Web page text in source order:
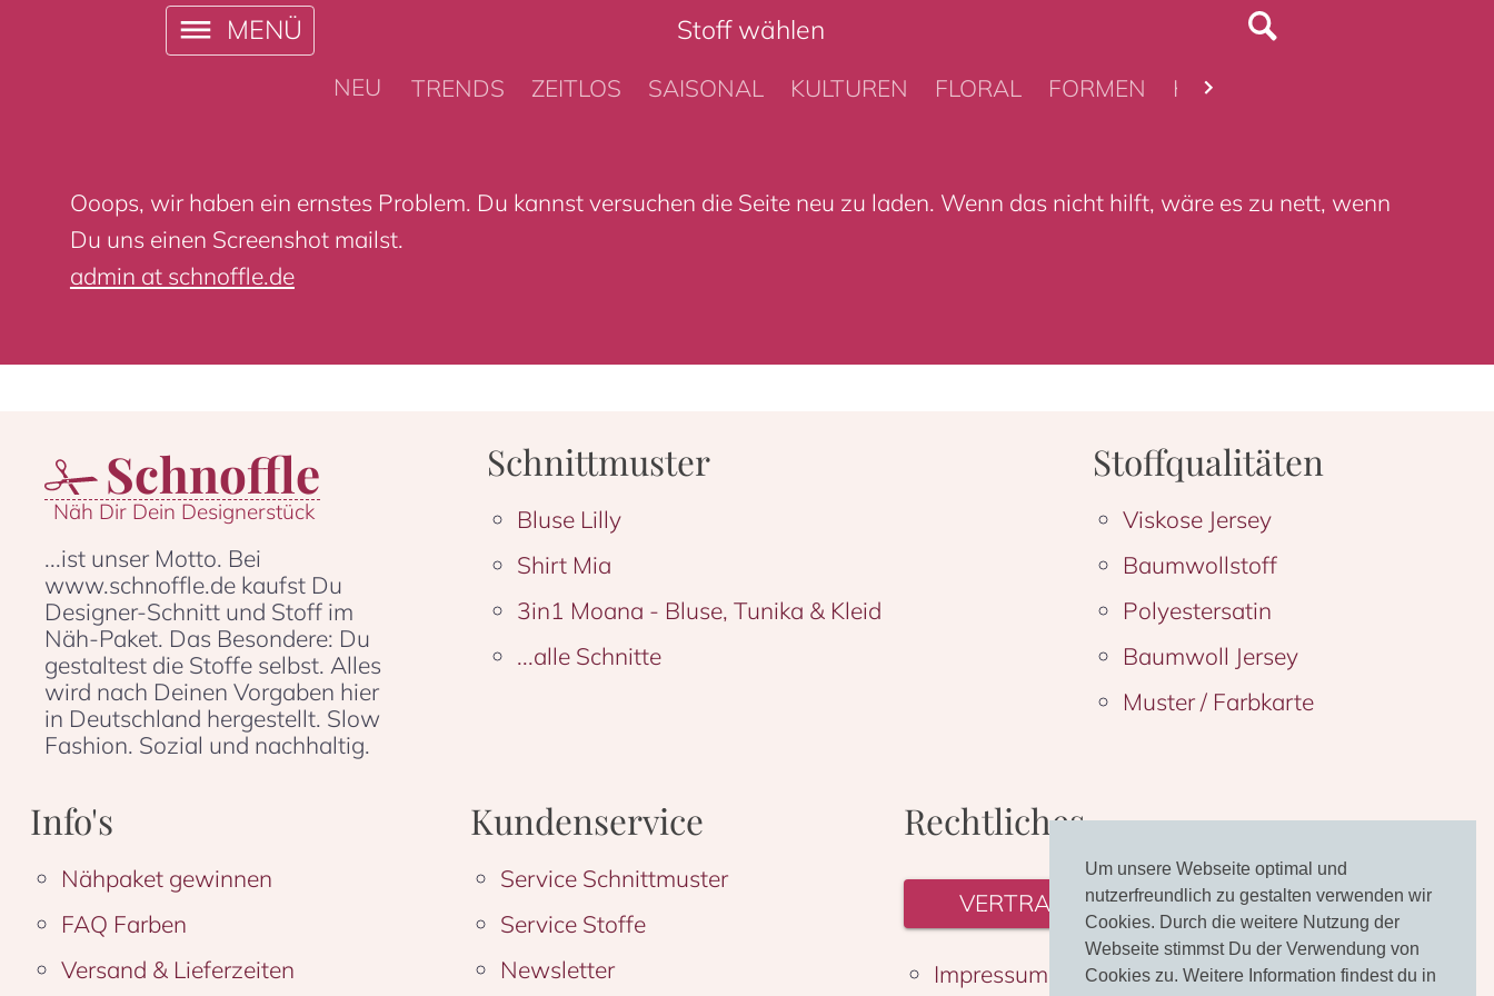
Um unsere Webseite optimal und
nutzerfreundlich zu gestalten verwenden wir
Cookies. Durch die weitere Nutzung der
Webseite stimmst Du der Verwendung von
Cookies zu. Weitere Information findest du in
MENÜ Stoff wählen
NEU TRENDS ZEITLOS SAISONAL KULTUREN FLORAL FORMEN KIDDIES
Ooops, wir haben ein ernstes Problem. Du kannst versuchen die Seite neu zu laden. Wenn das nicht hilft, wäre es zu nett, wenn
Du uns einen Screenshot mailst.
admin at schnoffle.de
Schnoffle
Näh Dir Dein Designerstück
...ist unser Motto. Bei
www.schnoffle.de kaufst Du
Designer-Schnitt und Stoff im
Näh-Paket. Das Besondere: Du
gestaltest die Stoffe selbst. Alles
wird nach Deinen Vorgaben hier
in Deutschland hergestellt. Slow
Fashion. Sozial und nachhaltig.
Schnittmuster
Bluse Lilly
Shirt Mia
3in1 Moana - Bluse, Tunika & Kleid
...alle Schnitte
Stoffqualitäten
Viskose Jersey
Baumwollstoff
Polyestersatin
Baumwoll Jersey
Muster / Farbkarte
Info's
Nähpaket gewinnen
FAQ Farben
Versand & Lieferzeiten
Kundenservice
Service Schnittmuster
Service Stoffe
Newsletter
Rechtliches
VERTRAG WIDERRUFEN
Impressum